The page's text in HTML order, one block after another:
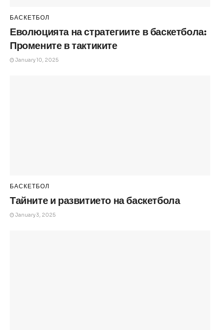
БАСКЕТБОЛ
Еволюцията на стратегиите в баскетбола:
Промените в тактиките
January 10, 2025
БАСКЕТБОЛ
Тайните и развитието на баскетбола
January 3, 2025